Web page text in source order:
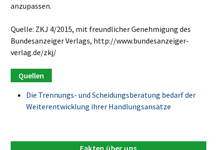
anzupassen.
Quelle: ZKJ 4/2015, mit freundlicher Genehmigung des
Bundesanzeiger Verlags, http://www.bundesanzeiger-
verlag.de/zkj/
Die Trennungs- und Scheidungsberatung bedarf der
Weiterentwicklung ihrer Handlungsansätze
Fakten über uns